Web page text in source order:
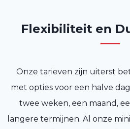
Flexibiliteit en
Onze tarieven zijn uiterst
met opties voor een halve
twee weken, een maand,
langere termijnen. Al onze